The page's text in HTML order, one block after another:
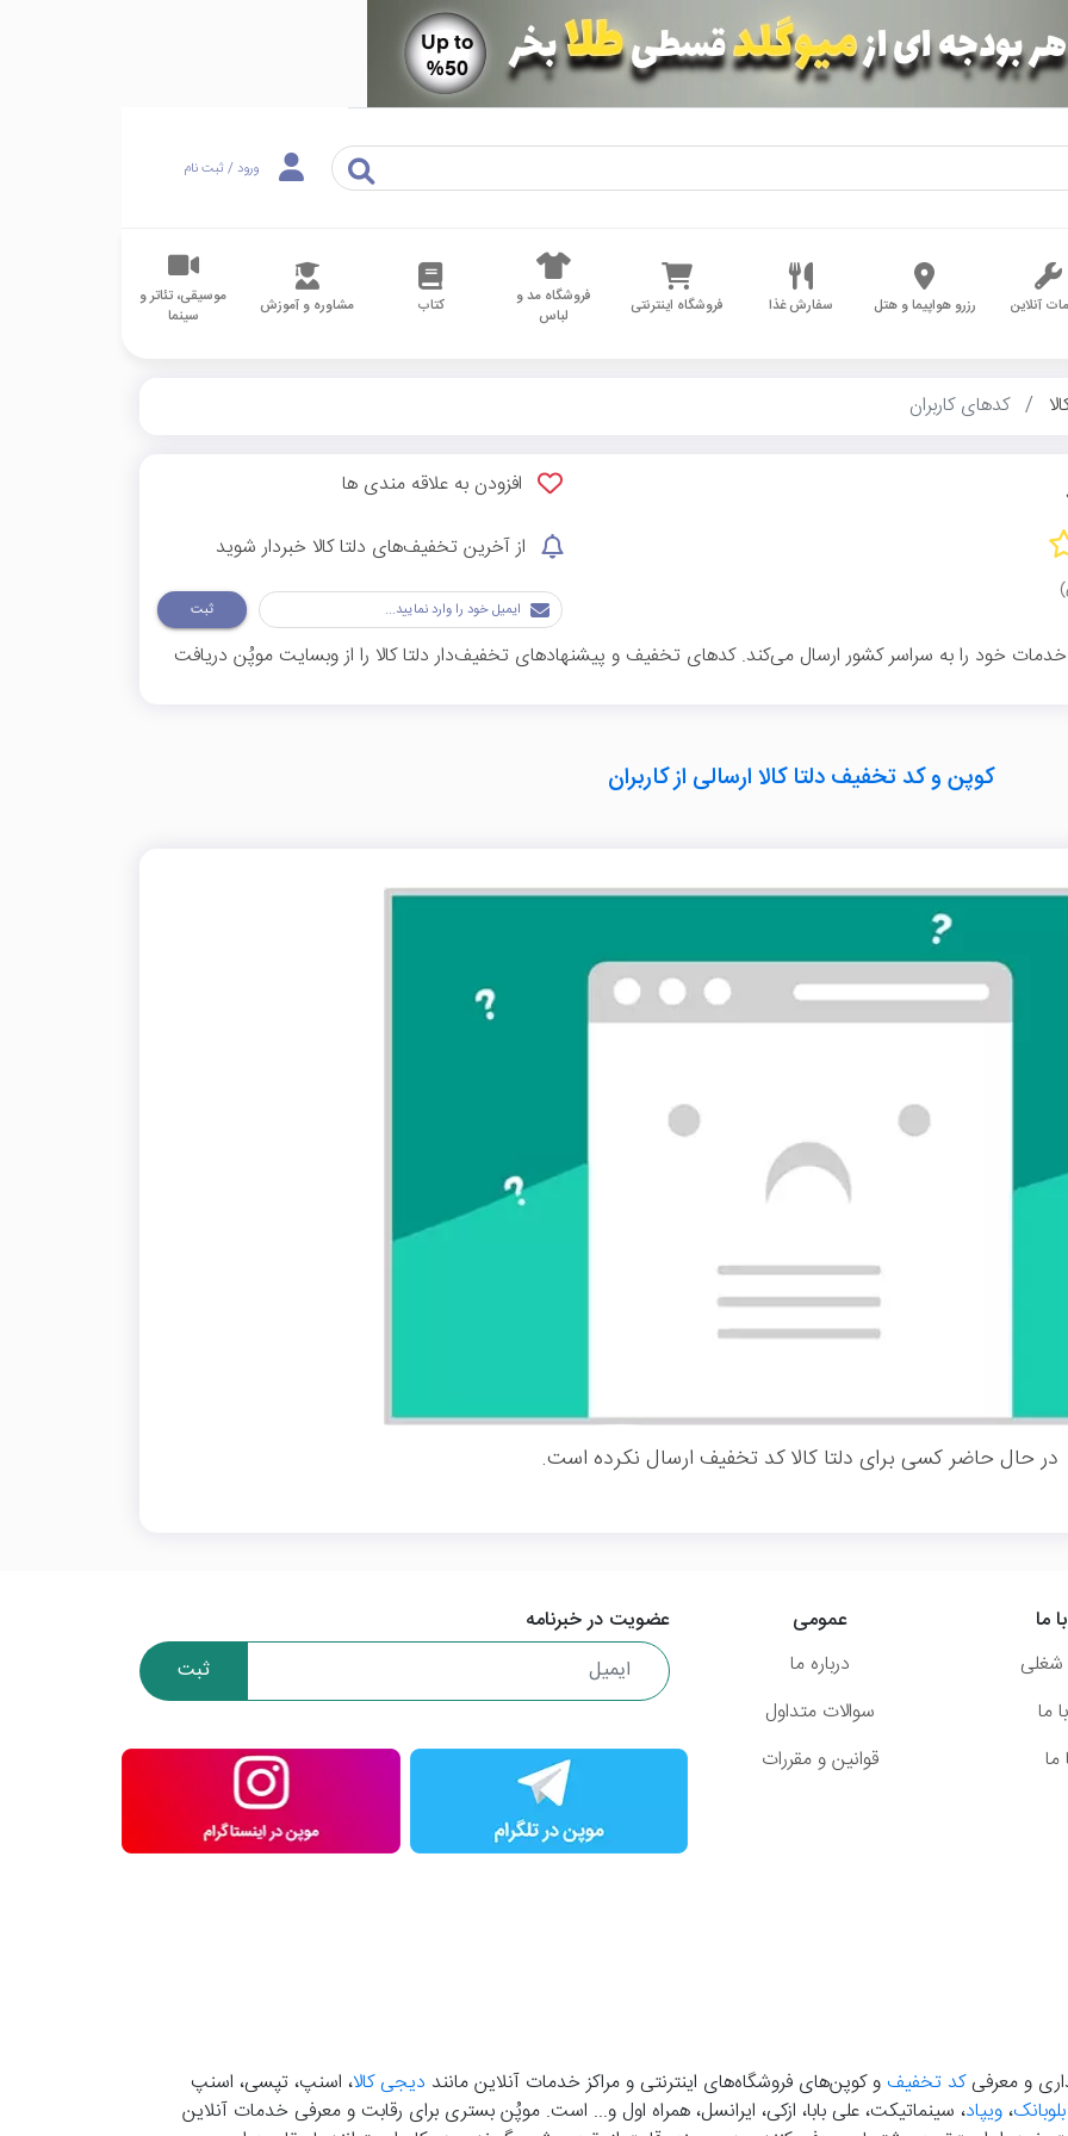
ورود / ثبت نام
آنلاین رزرو هواپیما و هتل سفارش غذا فروشگاه اینترنتی
فروشگاه مد و
لباس
کتاب مشاوره و آموزش
موسیقی، تئاتر و
سینما
کدهای کاربران
افزودن به علاقه مندی ها
از آخرین تخفیف‌های دلتا کالا خبردار شوید
ثبت
خدمات خود را به سراسر کشور ارسال می‌کند. کدهای تخفیف و پیشنهادهای تخفیف‌دار دلتا کالا را از وبسایت موپُن دریافت
کوپن و کد تخفیف دلتا کالا ارسالی از کاربران
در حال حاضر کسی برای دلتا کالا کد تخفیف ارسال نکرده است.
عضویت در خبرنامه
ثبت
ما
ما
عمومی
درباره ما
سوالات متداول
قوانین و مقررات
و معرفیکد تخفیفو کوپن‌های فروشگاه‌های اینترنتی و مراکز خدمات آنلاین مانند دیجی کالا، اسنپ، تپسی، اسنپ
بلوبانک، ویپاد، سینماتیکت، علی بابا، ازکی، ایرانسل، همراه اول و... است. موپُن بستری برای رقابت و معرفی خدمات آنلاین